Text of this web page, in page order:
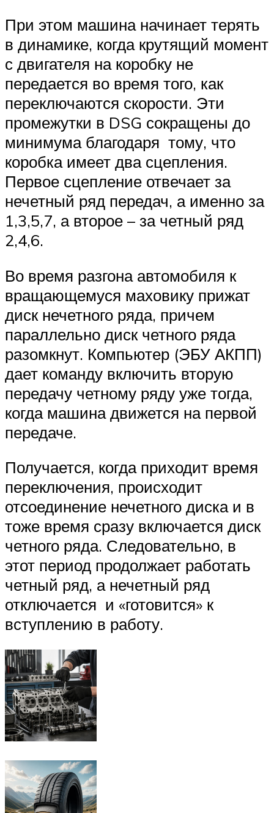
При этом машина начинает терять
в динамике, когда крутящий момент
с двигателя на коробку не
передается во время того, как
переключаются скорости. Эти
промежутки в DSG сокращены до
минимума благодаря тому, что
коробка имеет два сцепления.
Первое сцепление отвечает за
нечетный ряд передач, а именно за
1,3,5,7, а второе – за четный ряд
2,4,6.
Во время разгона автомобиля к
вращающемуся маховику прижат
диск нечетного ряда, причем
параллельно диск четного ряда
разомкнут. Компьютер (ЭБУ АКПП)
дает команду включить вторую
передачу четному ряду уже тогда,
когда машина движется на первой
передаче.
Получается, когда приходит время
переключения, происходит
отсоединение нечетного диска и в
тоже время сразу включается диск
четного ряда. Следовательно, в
этот период продолжает работать
четный ряд, а нечетный ряд
отключается и «готовится» к
вступлению в работу.